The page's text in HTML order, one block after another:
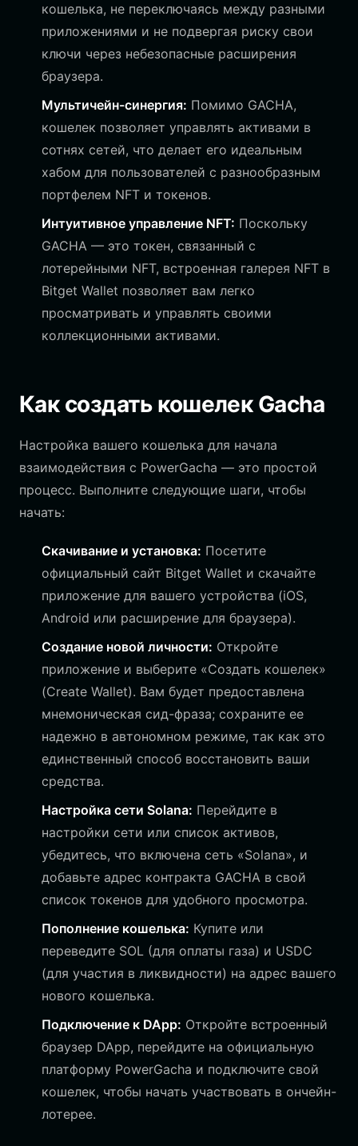
кошелька, не переключаясь между разными
приложениями и не подвергая риску свои
ключи через небезопасные расширения
браузера.
Мультичейн-синергия: Помимо GACHA,
кошелек позволяет управлять активами в
сотнях сетей, что делает его идеальным
хабом для пользователей с разнообразным
портфелем NFT и токенов.
Интуитивное управление NFT: Поскольку
GACHA — это токен, связанный с
лотерейными NFT, встроенная галерея NFT в
Bitget Wallet позволяет вам легко
просматривать и управлять своими
коллекционными активами.
Как создать кошелек Gacha
Настройка вашего кошелька для начала
взаимодействия с PowerGacha — это простой
процесс. Выполните следующие шаги, чтобы
начать:
Скачивание и установка: Посетите
официальный сайт Bitget Wallet и скачайте
приложение для вашего устройства (iOS,
Android или расширение для браузера).
Создание новой личности: Откройте
приложение и выберите «Создать кошелек»
(Create Wallet). Вам будет предоставлена
мнемоническая сид-фраза; сохраните ее
надежно в автономном режиме, так как это
единственный способ восстановить ваши
средства.
Настройка сети Solana: Перейдите в
настройки сети или список активов,
убедитесь, что включена сеть «Solana», и
добавьте адрес контракта GACHA в свой
список токенов для удобного просмотра.
Пополнение кошелька: Купите или
переведите SOL (для оплаты газа) и USDC
(для участия в ликвидности) на адрес вашего
нового кошелька.
Подключение к DApp: Откройте встроенный
браузер DApp, перейдите на официальную
платформу PowerGacha и подключите свой
кошелек, чтобы начать участвовать в ончейн-
лотерее.